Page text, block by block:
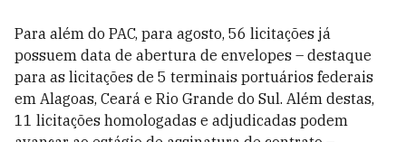
Para além do PAC, para agosto, 56 licitações já
possuem data de abertura de envelopes – destaque
para as licitações de 5 terminais portuários federais
em Alagoas, Ceará e Rio Grande do Sul. Além destas,
11 licitações homologadas e adjudicadas podem